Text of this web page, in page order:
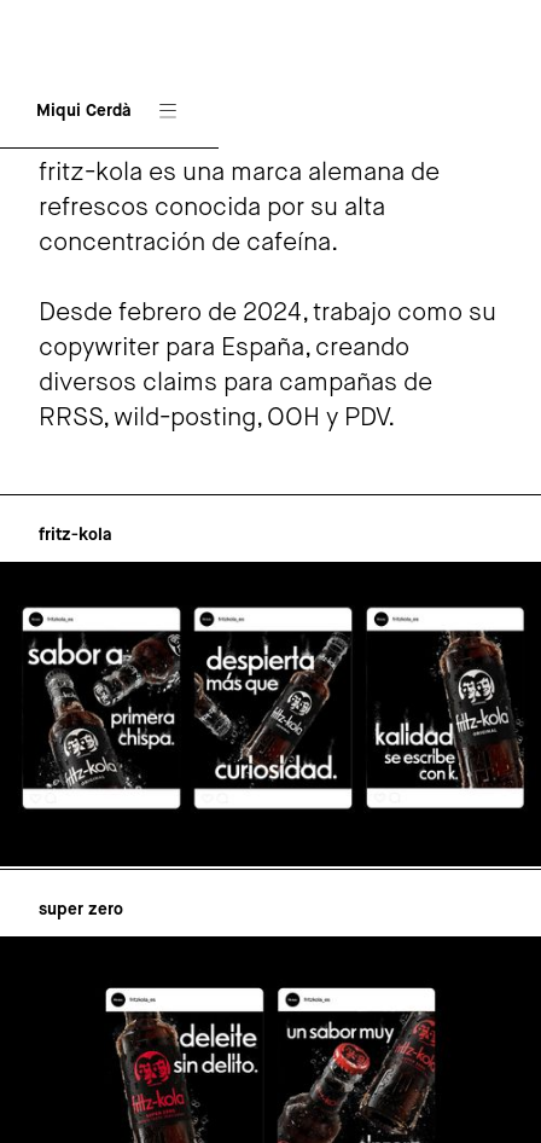
Miqui Cerdà
fritz-kola es una marca alemana de
refrescos conocida por su alta
concentración de cafeína.
Desde febrero de 2024, trabajo como su
copywriter para España, creando
diversos claims para campañas de
RRSS, wild-posting, OOH y PDV.
fritz-kola
super zero